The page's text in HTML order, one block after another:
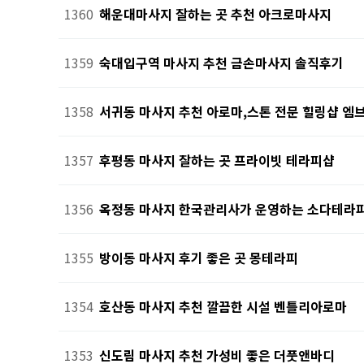
1360 해운대마사지 잘하는 곳 추천 아크로마사지
1359 숙대입구역 마사지 추천 금손마사지 솔직후기
1358 서귀동 마사지 추천 아로마,스톤 전문 힐링샵 엠
1357 후평동 마사지 잘하는 곳 프라이빗 테라피샵
1356 옥정동 마사지 한국관리사가 운영하는 소다테라
1355 방이동 마사지 후기 좋은 곳 몽테라피
1354 호산동 마사지 추천 깔끔한 시설 벤틀리아로마
1353 신도림 마사지 추천 가성비 좋은 더풋앤바디